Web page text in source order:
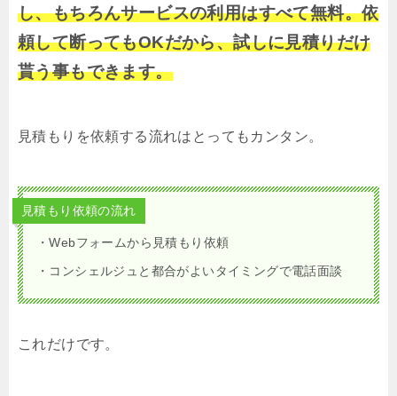
し、もちろんサービスの利用はすべて無料。依
頼して断ってもOKだから、試しに見積りだけ
貰う事もできます。
見積もりを依頼する流れはとってもカンタン。
見積もり依頼の流れ
・Webフォームから見積もり依頼
・コンシェルジュと都合がよいタイミングで電話面談
これだけです。